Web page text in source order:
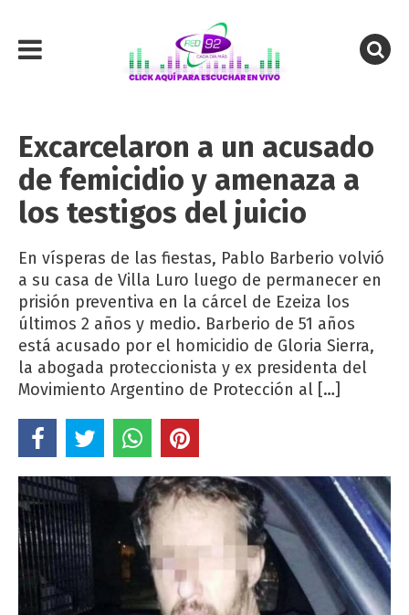
Excarcelaron a un acusado
de femicidio y amenaza a
los testigos del juicio
En vísperas de las fiestas, Pablo Barberio volvió
a su casa de Villa Luro luego de permanecer en
prisión preventiva en la cárcel de Ezeiza los
últimos 2 años y medio. Barberio de 51 años
está acusado por el homicidio de Gloria Sierra,
la abogada proteccionista y ex presidenta del
Movimiento Argentino de Protección al […]